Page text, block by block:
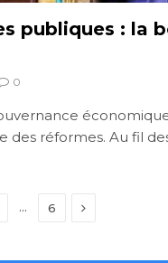
publiques : la
0
des réformes. Au fil
… 6 Next